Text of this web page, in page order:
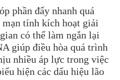
phần đẩy nhanh quá
tính kích hoạt giải
có thể làm ngắn lại
giúp điều hòa quá trình
nhiều áp lực trong việc
hiện các dấu hiệu lão